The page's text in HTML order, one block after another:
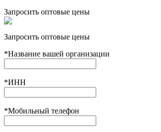
Запросить оптовые цены
Запросить оптовые цены
*Название вашей организации
*ИНН
*Мобильный телефон